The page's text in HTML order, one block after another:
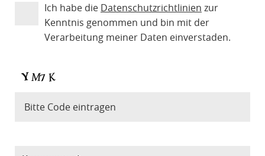
Ich habe die Datenschutzrichtlinien zur
Kenntnis genommen und bin mit der
Verarbeitung meiner Daten einverstaden.